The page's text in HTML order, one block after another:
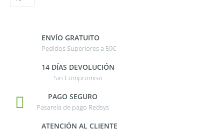
ENVÍO GRATUITO
Pedidos Superiores a 59€
14 DÍAS DEVOLUCIÓN
Sin Compromiso
PAGO SEGURO
Pasarela de pago Redsys
ATENCIÓN AL CLIENTE